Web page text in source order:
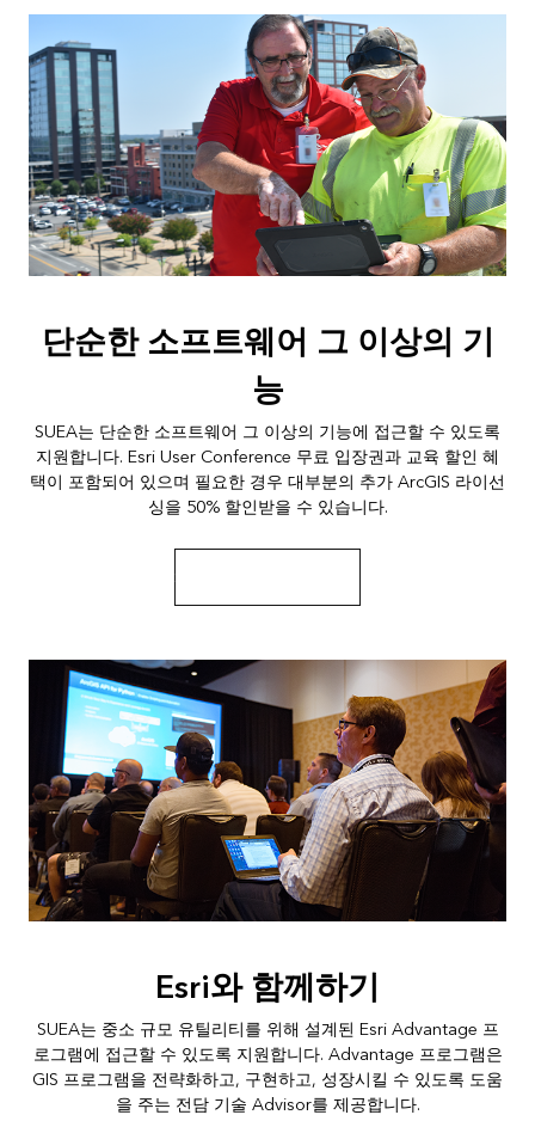
단순한 소프트웨어 그 이상의 기
능
SUEA는 단순한 소프트웨어 그 이상의 기능에 접근할 수 있도록
지원합니다. Esri User Conference 무료 입장권과 교육 할인 혜
택이 포함되어 있으며 필요한 경우 대부분의 추가 ArcGIS 라이선
싱을 50% 할인받을 수 있습니다.
SUEA 프로그램 세부정보
Esri와 함께하기
SUEA는 중소 규모 유틸리티를 위해 설계된 Esri Advantage 프
로그램에 접근할 수 있도록 지원합니다. Advantage 프로그램은
GIS 프로그램을 전략화하고, 구현하고, 성장시킬 수 있도록 도움
을 주는 전담 기술 Advisor를 제공합니다.